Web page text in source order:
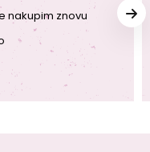
nakupim znovu